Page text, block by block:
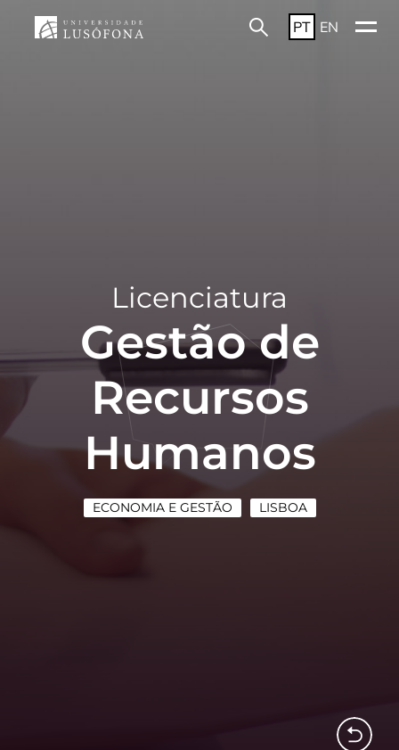
PT EN
Licenciatura
Gestão de
Recursos
Humanos
ECONOMIA E GESTÃO LISBOA